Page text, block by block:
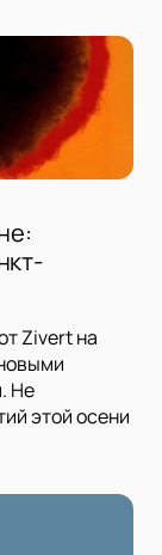
Zivert на
Не
этой осени